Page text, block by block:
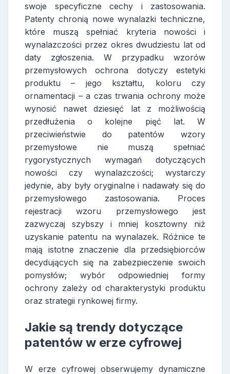
swoje specyficzne cechy i zastosowania.
Patenty chronią nowe wynalazki techniczne,
które muszą spełniać kryteria nowości i
wynalazczości przez okres dwudziestu lat od
daty zgłoszenia. W przypadku wzorów
przemysłowych ochrona dotyczy estetyki
produktu – jego kształtu, koloru czy
ornamentacji – a czas trwania ochrony może
wynosić nawet dziesięć lat z możliwością
przedłużenia o kolejne pięć lat. W
przeciwieństwie do patentów wzory
przemysłowe nie muszą spełniać
rygorystycznych wymagań dotyczących
nowości czy wynalazczości; wystarczy
jedynie, aby były oryginalne i nadawały się do
przemysłowego zastosowania. Proces
rejestracji wzoru przemysłowego jest
zazwyczaj szybszy i mniej kosztowny niż
uzyskanie patentu na wynalazek. Różnice te
mają istotne znaczenie dla przedsiębiorców
decydujących się na zabezpieczenie swoich
pomysłów; wybór odpowiedniej formy
ochrony zależy od charakterystyki produktu
oraz strategii rynkowej firmy.
Jakie są trendy dotyczące
patentów w erze cyfrowej
W erze cyfrowej obserwujemy dynamiczne